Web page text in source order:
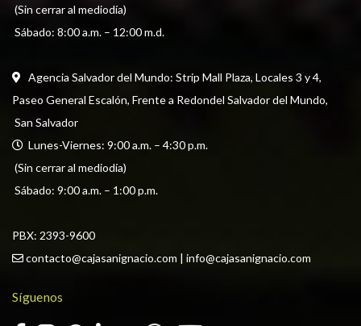
(Sin cerrar al mediodía)
Sábado: 8:00 a.m. – 12:00 m.d.
Agencia Salvador del Mundo: Strip Mall Plaza, Locales 3 y 4,
Paseo General Escalón, Frente a Redondel Salvador del Mundo,
San Salvador
  Lunes-Viernes: 9:00 a.m. – 4:30 p.m.
(Sin cerrar al mediodía)
Sábado: 9:00 a.m. – 1:00 p.m.
PBX: 2393-9600
contacto@cajasanignacio.com | info@cajasanignacio.com
Síguenos